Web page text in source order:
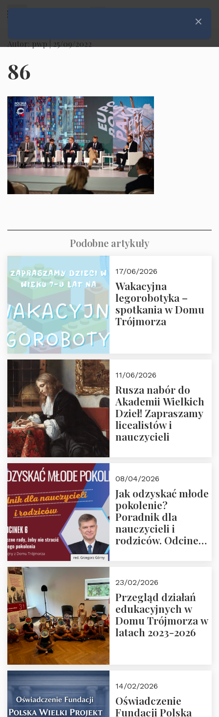
Autor: pwp | 25/09/2022
86
Podobne artykuły
17/06/2026
Wakacyjna
legorobotyka –
spotkania w Domu
Trójmorza
11/06/2026
Rusza nabór do
Akademii Wielkich
Dzieł! Zapraszamy
licealistów i
nauczycieli
08/04/2026
Jak odzyskać młode
pokolenie?
Poradnik dla
nauczycieli i
rodziców. Odcinek
Rozmawiają red.
Grzegorz Górny i
prof. Michał
Łuczewski
23/02/2026
Przegląd działań
edukacyjnych w
Domu Trójmorza w
latach 2023-2026
14/02/2026
Oświadczenie
Fundacji Polska
Zamknij